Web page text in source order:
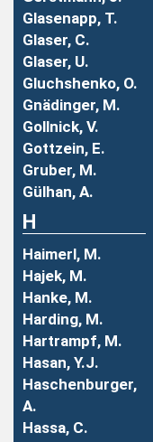
Glasenapp, T.
Glaser, C.
Glaser, U.
Gluchshenko, O.
Gnädinger, M.
Gollnick, V.
Gottzein, E.
Gruber, M.
Gülhan, A.
H
Haimerl, M.
Hajek, M.
Hanke, M.
Harding, M.
Hartrampf, M.
Hasan, Y.J.
Haschenburger,
A.
Hassa, C.